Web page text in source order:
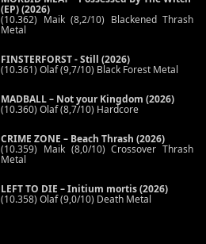
(EP) (2026)
(10.362) Maik (8,2/10) Blackened Thrash
Metal
FINSTERFORST - Still (2026)
(10.361) Olaf (9,7/10) Black Forest Metal
MADBALL – Not your Kingdom (2026)
(10.360) Olaf (8,7/10) Hardcore
CRIME ZONE – Beach Thrash (2026)
(10.359) Maik (8,0/10) Crossover Thrash
Metal
LEFT TO DIE – Initium mortis (2026)
(10.358) Olaf (9,0/10) Death Metal